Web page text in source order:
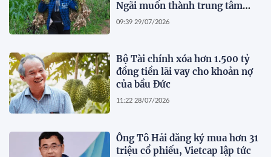
Ngãi muốn thành trung tâm
dược liệu
09:39 29/07/2026
Bộ Tài chính xóa hơn 1.500 tỷ
đồng tiền lãi vay cho khoản nợ
của bầu Đức
11:22 28/07/2026
Ông Tô Hải đăng ký mua hơn 31
triệu cổ phiếu, Vietcap lập tức